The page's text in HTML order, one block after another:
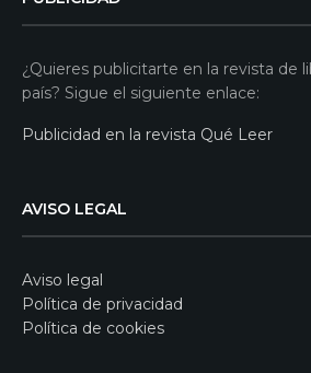
¿Quieres publicitarte en la revista de
país? Sigue el siguiente enlace:
Publicidad en la revista Qué Leer
AVISO LEGAL
Aviso legal
Política de privacidad
Política de cookies